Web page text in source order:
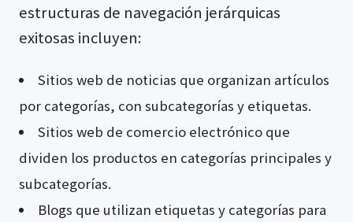
estructuras de navegación jerárquicas
exitosas incluyen:
Sitios web de noticias que organizan artículos
por categorías, con subcategorías y etiquetas.
Sitios web de comercio electrónico que
dividen los productos en categorías principales y
subcategorías.
Blogs que utilizan etiquetas y categorías para